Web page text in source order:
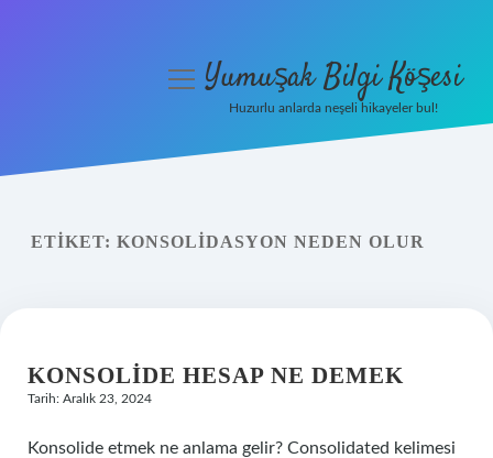
Yasal Uyarı
menüyüYumuşak Bilgi Köşesi
Huzurlu anlarda neşeli hikayeler bul!
ETIKET: KONSOLIDASYON NEDEN OLUR
KONSOLIDE HESAP NE DEMEK
Tarih: Aralık 23, 2024
Konsolide etmek ne anlama gelir? Consolidated kelimesi